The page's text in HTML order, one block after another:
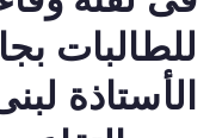
للطالبات
الأستاذة